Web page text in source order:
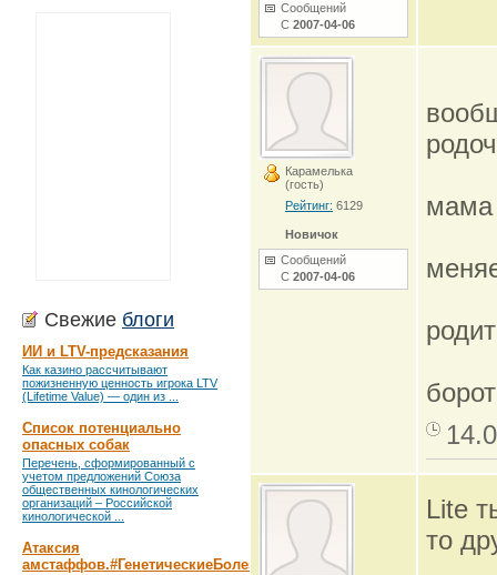
Свежие блоги
ИИ и LTV-предсказания
Как казино рассчитывают
пожизненную ценность игрока LTV
(Lifetime Value) — один из ...
Список потенциально
опасных собак
Перечень, сформированный с
учетом предложений Союза
общественных кинологических
организаций – Российской
кинологической ...
Атаксия
амстаффов.#ГенетическиеБолезни
Сообщений
С 2007-04-06
Карамелька
(гость)
Рейтинг: 6129
Новичок
Сообщений
С 2007-04-06
Lite
то